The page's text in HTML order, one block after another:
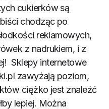
cukierków są
chodząc po
reklamowych,
z nadrukiem, i z
Sklepy internetowe
zawyżają poziom,
ciężko jest znaleźć
lepiej. Można